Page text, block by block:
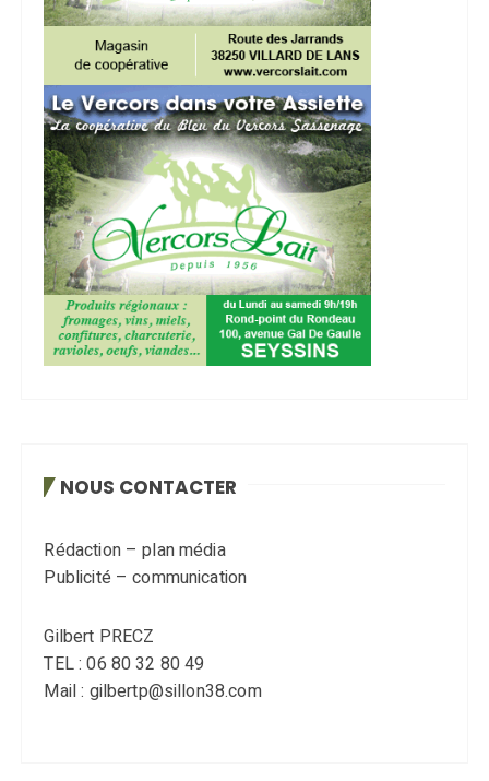
NOUS CONTACTER
Rédaction – plan média
Publicité – communication
Gilbert PRECZ
TEL : 06 80 32 80 49
Mail : gilbertp@sillon38.com